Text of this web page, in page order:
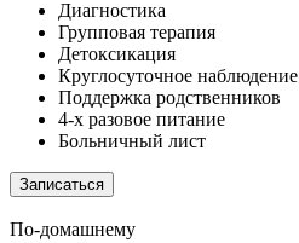
Диагностика
Групповая терапия
Детоксикация
Круглосуточное наблюдение
Поддержка родственников
4-х разовое питание
Больничный лист
Записаться
По-домашнему